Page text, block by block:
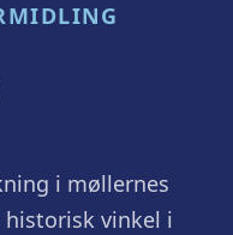
i møllernes
vinkel i